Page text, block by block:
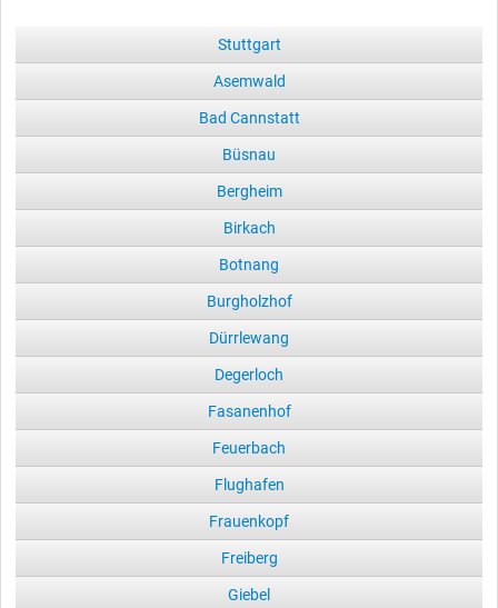
Stuttgart
Asemwald
Bad Cannstatt
Büsnau
Bergheim
Birkach
Botnang
Burgholzhof
Dürrlewang
Degerloch
Fasanenhof
Feuerbach
Flughafen
Frauenkopf
Freiberg
Giebel